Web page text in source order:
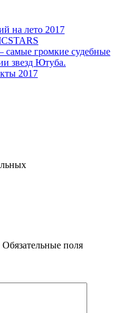
на лето 2017
самые громкие судебные
звезд Ютуба.
2017
Обязательные поля